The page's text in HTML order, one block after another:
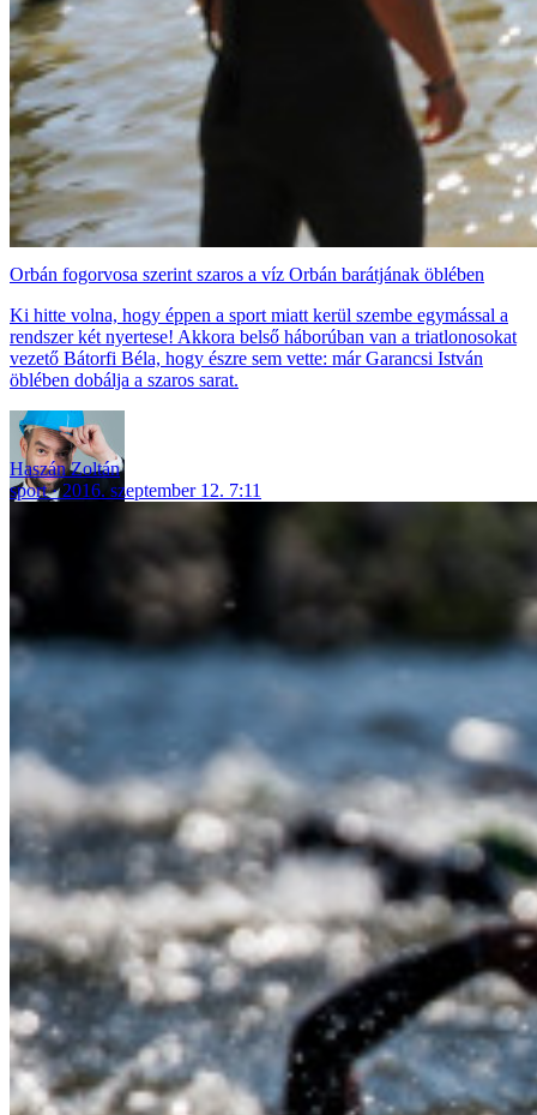
Orbán fogorvosa szerint szaros a víz Orbán barátjának öblében
Ki hitte volna, hogy éppen a sport miatt kerül szembe egymással a
rendszer két nyertese! Akkora belső háborúban van a triatlonosokat
vezető Bátorfi Béla, hogy észre sem vette: már Garancsi István
öblében dobálja a szaros sarat.
Haszán Zoltán
sport
2016. szeptember 12. 7:11